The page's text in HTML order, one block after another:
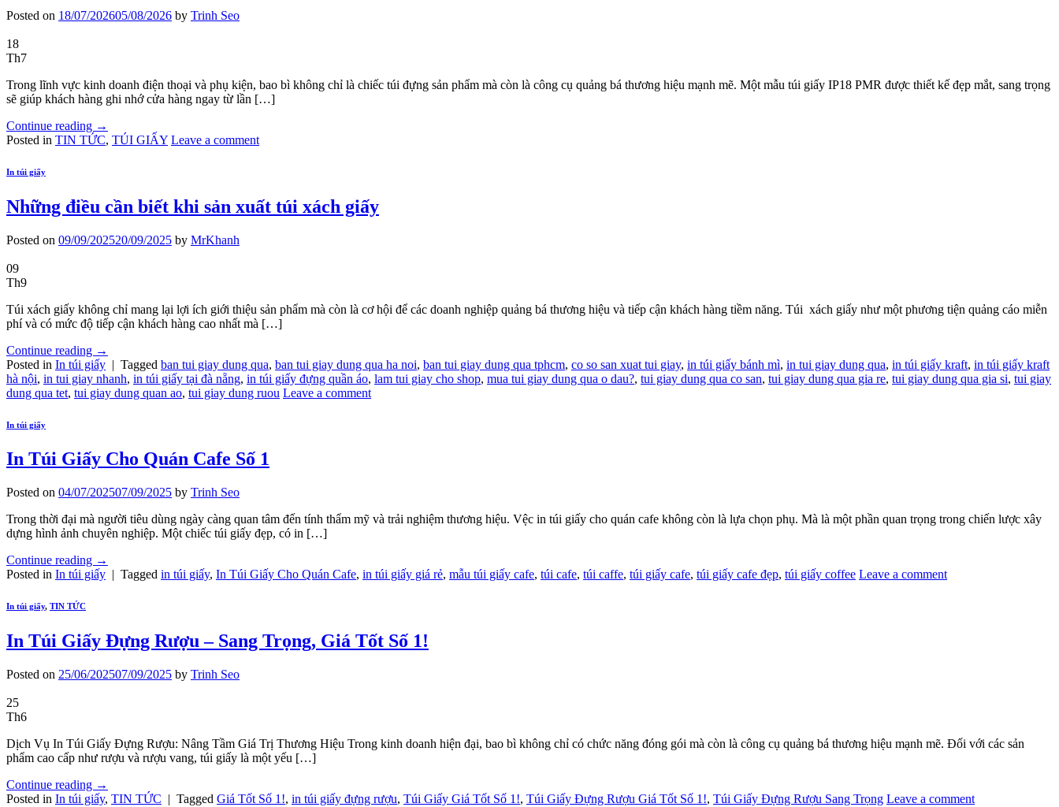
Posted on 18/07/202605/08/2026 by Trinh Seo
18
Th7
Trong lĩnh vực kinh doanh điện thoại và phụ kiện, bao bì không chỉ là chiếc túi đựng sản phẩm mà còn là công cụ quảng bá thương hiệu mạnh mẽ. Một mẫu túi giấy IP18 PMR được thiết kế đẹp mắt, sang trọng
sẽ giúp khách hàng ghi nhớ cửa hàng ngay từ lần […]
Continue reading →
Posted in TIN TỨC, TÚI GIẤY Leave a comment
In túi giấy
Những điều cần biết khi sản xuất túi xách giấy
Posted on 09/09/202520/09/2025 by MrKhanh
09
Th9
Túi xách giấy không chỉ mang lại lợi ích giới thiệu sản phẩm mà còn là cơ hội để các doanh nghiệp quảng bá thương hiệu và tiếp cận khách hàng tiềm năng. Túi xách giấy như một phương tiện quảng cáo miễn
phí và có mức độ tiếp cận khách hàng cao nhất mà […]
Continue reading →
Posted in In túi giấy | Tagged ban tui giay dung qua, ban tui giay dung qua ha noi, ban tui giay dung qua tphcm, co so san xuat tui giay, in túi giấy bánh mì, in tui giay dung qua, in túi giấy kraft, in túi giấy kraft
hà nội, in tui giay nhanh, in túi giấy tại đà nẵng, in túi giấy đựng quần áo, lam tui giay cho shop, mua tui giay dung qua o dau?, tui giay dung qua co san, tui giay dung qua gia re, tui giay dung qua gia si, tui giay
dung qua tet, tui giay dung quan ao, tui giay dung ruou Leave a comment
In túi giấy
In Túi Giấy Cho Quán Cafe Số 1
Posted on 04/07/202507/09/2025 by Trinh Seo
Trong thời đại mà người tiêu dùng ngày càng quan tâm đến tính thẩm mỹ và trải nghiệm thương hiệu. Vệc in túi giấy cho quán cafe không còn là lựa chọn phụ. Mà là một phần quan trọng trong chiến lược xây
dựng hình ảnh chuyên nghiệp. Một chiếc túi giấy đẹp, có in […]
Continue reading →
Posted in In túi giấy | Tagged in túi giấy, In Túi Giấy Cho Quán Cafe, in túi giấy giá rẻ, mẫu túi giấy cafe, túi cafe, túi caffe, túi giấy cafe, túi giấy cafe đẹp, túi giấy coffee Leave a comment
In túi giấy, TIN TỨC
In Túi Giấy Đựng Rượu – Sang Trọng, Giá Tốt Số 1!
Posted on 25/06/202507/09/2025 by Trinh Seo
25
Th6
Dịch Vụ In Túi Giấy Đựng Rượu: Nâng Tầm Giá Trị Thương Hiệu Trong kinh doanh hiện đại, bao bì không chỉ có chức năng đóng gói mà còn là công cụ quảng bá thương hiệu mạnh mẽ. Đối với các sản
phẩm cao cấp như rượu và rượu vang, túi giấy là một yếu […]
Continue reading →
Posted in In túi giấy, TIN TỨC | Tagged Giá Tốt Số 1!, in túi giấy đựng rượu, Túi Giấy Giá Tốt Số 1!, Túi Giấy Đựng Rượu Giá Tốt Số 1!, Túi Giấy Đựng Rượu Sang Trọng Leave a comment